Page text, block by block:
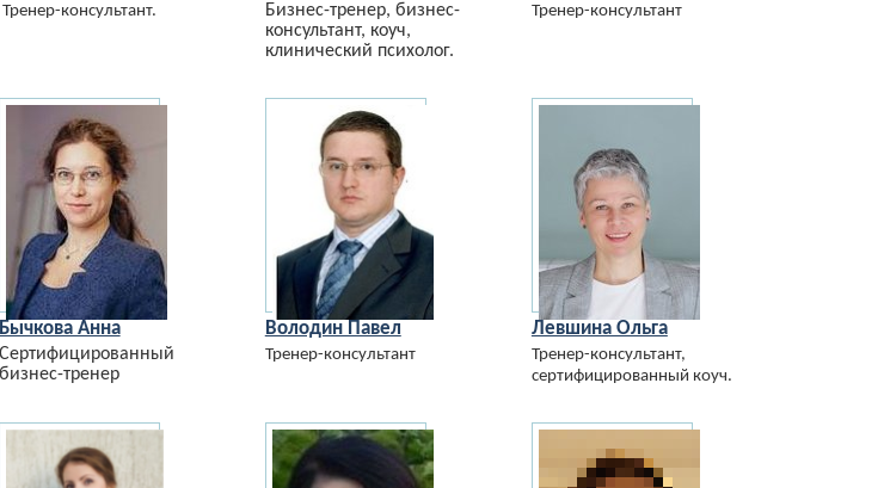
Тренер-консультант.
Бизнес-тренер, бизнес-
консультант, коуч,
клинический психолог.
Тренер-консультант
Бычкова Анна
Сертифицированный
бизнес-тренер
Володин Павел
Тренер-консультант
Левшина Ольга
Тренер-консультант,
сертифицированный коуч.